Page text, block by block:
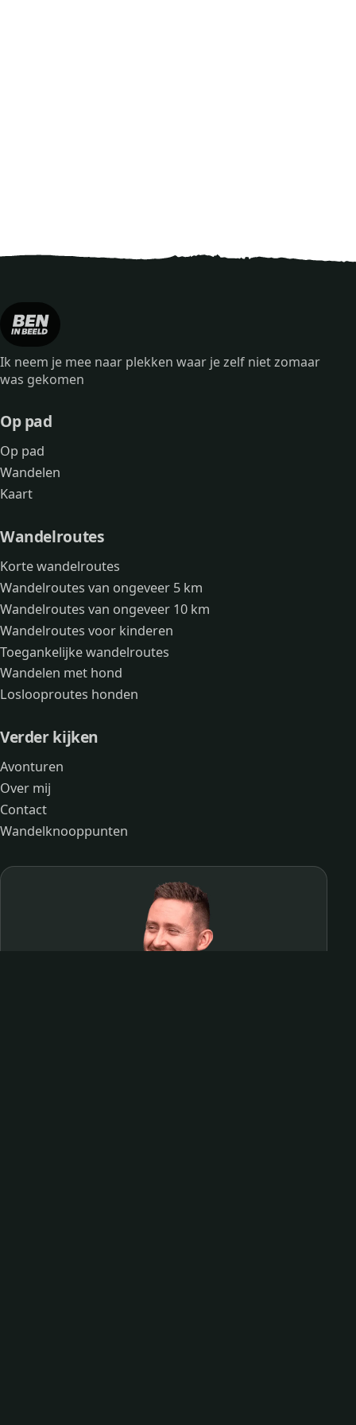
Ik neem je mee naar plekken waar je zelf niet zomaar
was gekomen
Op pad
Op pad
Wandelen
Kaart
Wandelroutes
Korte wandelroutes
Wandelroutes van ongeveer 5 km
Wandelroutes van ongeveer 10 km
Wandelroutes voor kinderen
Toegankelijke wandelroutes
Wandelen met hond
Loslooproutes honden
Verder kijken
Avonturen
Over mij
Contact
Wandelknooppunten